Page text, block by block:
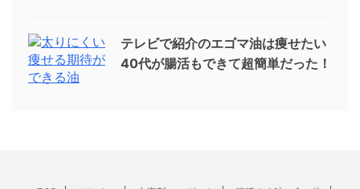
テレビで紹介のエゴマ油は痩せたい
40代が腸活もできて超簡単だった！